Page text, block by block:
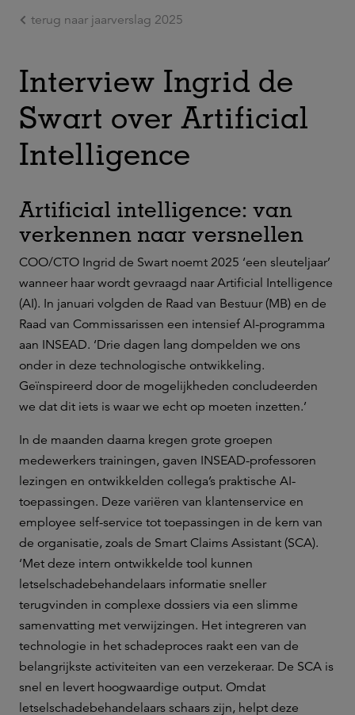
Ga naar de hoofdinhoud
terug naar jaarverslag 2025
Interview Ingrid de
Swart over Artificial
Intelligence
Artificial intelligence: van
verkennen naar versnellen
COO/CTO Ingrid de Swart noemt 2025 ‘een sleuteljaar’
wanneer haar wordt gevraagd naar Artificial Intelligence
(AI). In januari volgden de Raad van Bestuur (MB) en de
Raad van Commissarissen een intensief AI-programma
aan INSEAD. ‘Drie dagen lang dompelden we ons
onder in deze technologische ontwikkeling.
Geïnspireerd door de mogelijkheden concludeerden
we dat dit iets is waar we echt op moeten inzetten.’
In de maanden daarna kregen grote groepen
medewerkers trainingen, gaven INSEAD-professoren
lezingen en ontwikkelden collega’s praktische AI-
toepassingen. Deze variëren van klantenservice en
employee self-service tot toepassingen in de kern van
de organisatie, zoals de Smart Claims Assistant (SCA).
‘Met deze intern ontwikkelde tool kunnen
letselschadebehandelaars informatie sneller
terugvinden in complexe dossiers via een slimme
samenvatting met verwijzingen. Het integreren van
technologie in het schadeproces raakt een van de
belangrijkste activiteiten van een verzekeraar. De SCA is
snel en levert hoogwaardige output. Omdat
letselschadebehandelaars schaars zijn, helpt deze